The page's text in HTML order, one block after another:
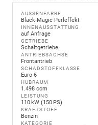
AUSSENFARBE
Black-Magic Perleffekt
INNENAUSSTATTUNG
auf Anfrage
GETRIEBE
Schaltgetriebe
ANTRIEBSACHSE
Frontantrieb
SCHADSTOFFKLASSE
Euro 6
HUBRAUM
1.498 ccm
LEISTUNG
110 kW (150 PS)
KRAFTSTOFF
Benzin
KATEGORIE